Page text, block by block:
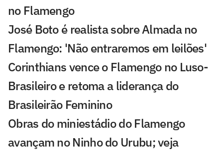
no Flamengo
José Boto é realista sobre Almada no
Flamengo: 'Não entraremos em leilões'
Corinthians vence o Flamengo no Luso-
Brasileiro e retoma a liderança do
Brasileirão Feminino
Obras do miniestádio do Flamengo
avançam no Ninho do Urubu; veja